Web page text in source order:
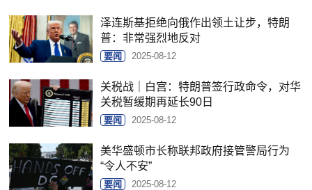
泽连斯基拒绝向俄作出领土让步，特朗
普：非常强烈地反对
要闻 2025-08-12
关税战｜白宫：特朗普签行政命令，对华
关税暂缓期再延长90日
要闻 2025-08-12
美华盛顿市长称联邦政府接管警局行为
“令人不安”
要闻 2025-08-12